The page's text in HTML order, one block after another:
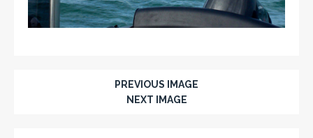
PREVIOUS IMAGE
NEXT IMAGE